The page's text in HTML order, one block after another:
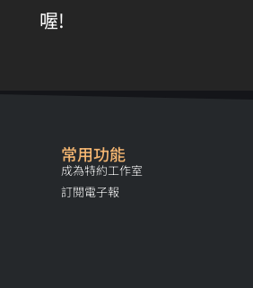
喔!
常用功能
成為特約工作室
訂閱電子報